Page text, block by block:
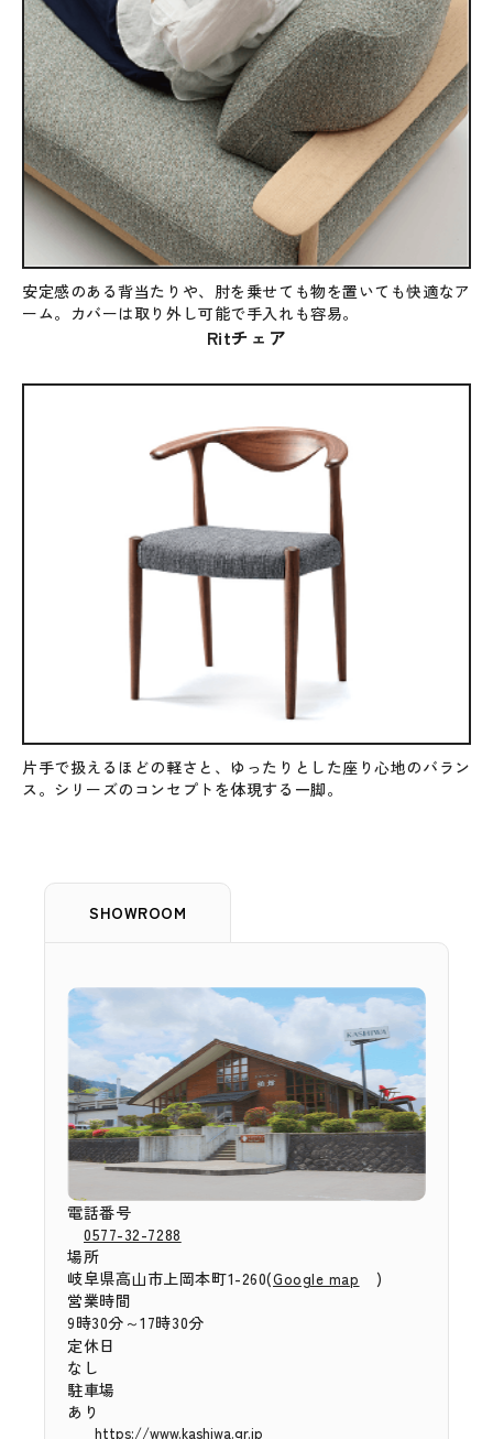
安定感のある背当たりや、肘を乗せても物を置いても快適なア
ーム。カバーは取り外し可能で手入れも容易。
Ritチェア
片手で扱えるほどの軽さと、ゆったりとした座り心地のバラン
ス。シリーズのコンセプトを体現する一脚。
SHOWROOM
電話番号
0577-32-7288
場所
岐阜県高山市上岡本町1-260(Google map
)
営業時間
9時30分～17時30分
定休日
なし
駐車場
あり
https://www.kashiwa.gr.jp